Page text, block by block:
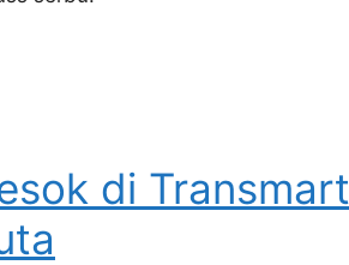
di Transmart